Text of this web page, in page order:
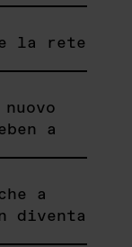
la rete
a
a
diventa